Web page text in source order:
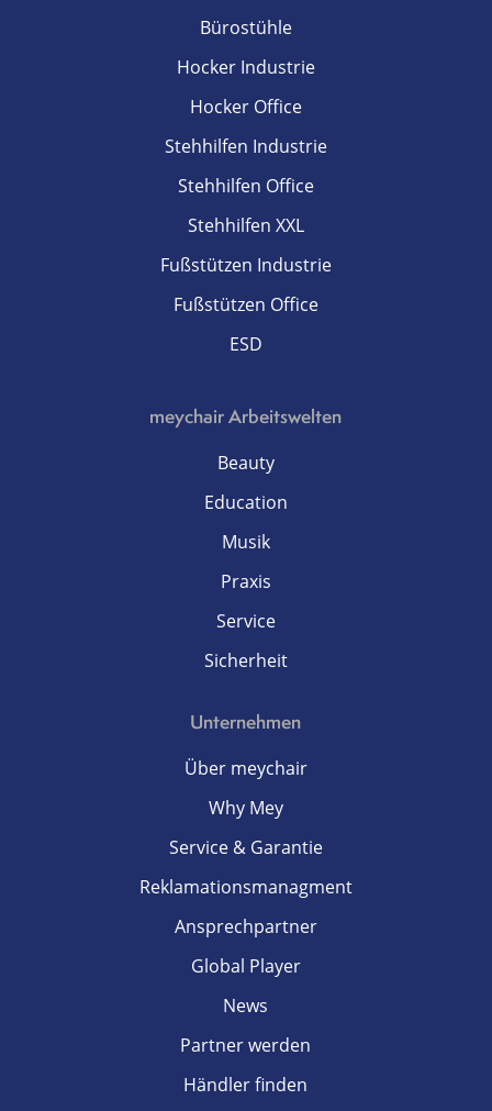
Bürostühle
Hocker Industrie
Hocker Office
Stehhilfen Industrie
Stehhilfen Office
Stehhilfen XXL
Fußstützen Industrie
Fußstützen Office
ESD
meychair Arbeitswelten
Beauty
Education
Musik
Praxis
Service
Sicherheit
Unternehmen
Über meychair
Why Mey
Service & Garantie
Reklamationsmanagment
Ansprechpartner
Global Player
News
Partner werden
Händler finden